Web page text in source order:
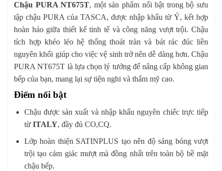
Chậu PURA NT675T, một sản phẩm nổi bật trong bộ sưu
tập chậu PURA của TASCA, được nhập khẩu từ Ý, kết hợp
hoàn hảo giữa thiết kế tinh tế và công năng vượt trội. Chậu
tích hợp khéo léo hệ thống thoát tràn và bát rác đúc liền
nguyên khối giúp cho việc vệ sinh trở nên dễ dàng hơn. Chậu
PURA NT675T là lựa chọn lý tưởng để nâng cấp không gian
bếp của bạn, mang lại sự tiện nghi và thẩm mỹ cao.
Điểm nổi bật
Chậu được sản xuất và nhập khẩu nguyên chiếc trực tiếp
từ ITALY, đầy đủ CO,CQ.
Lớp hoàn thiện SATINPLUS tạo nên độ sáng bóng vượt
trội tạo cảm giác mượt mà đồng nhất trên toàn bộ bề mặt
chậu bếp.